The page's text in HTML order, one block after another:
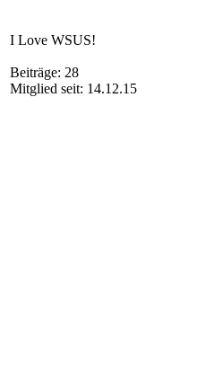
I Love WSUS!
Beiträge: 28
Mitglied seit: 14.12.15